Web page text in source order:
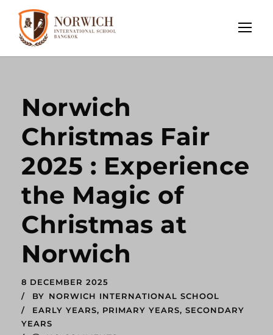
Norwich
Christmas Fair
2025 : Experience
the Magic of
Christmas at
Norwich
8 DECEMBER 2025
BY NORWICH INTERNATIONAL SCHOOL
EARLY YEARS, PRIMARY YEARS, SECONDARY
YEARS